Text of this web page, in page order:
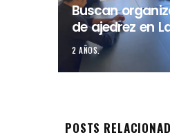
Buscan
de ajedrez en
2 AÑOS.
POSTS